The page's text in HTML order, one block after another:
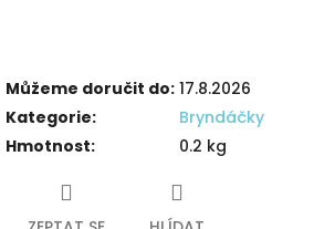
Můžeme doručit do: 17.8.2026
Kategorie:
Bryndáčky
Hmotnost: 0.2 kg